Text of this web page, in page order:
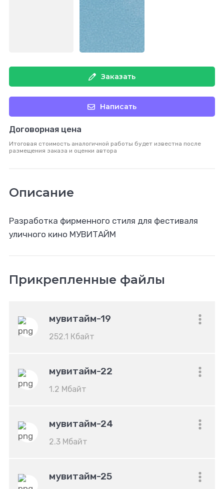
Заказать
Написать
Договорная цена
Итоговая стоимость аналогичной работы будет известна после
размещения заказа и оценки автора
Описание
Разработка фирменного стиля для фестиваля
уличного кино МУВИТАЙМ
Прикрепленные файлы
мувитайм-19
252.1 Кбайт
мувитайм-22
1.2 Мбайт
мувитайм-24
2.3 Мбайт
мувитайм-25